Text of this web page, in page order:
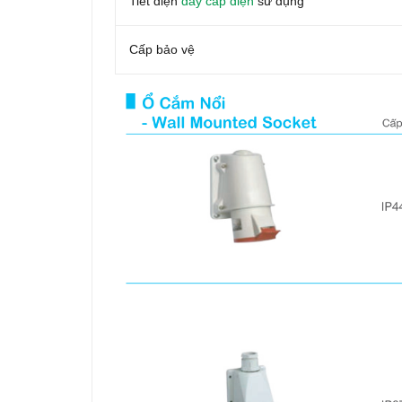
Cấp bảo vệ